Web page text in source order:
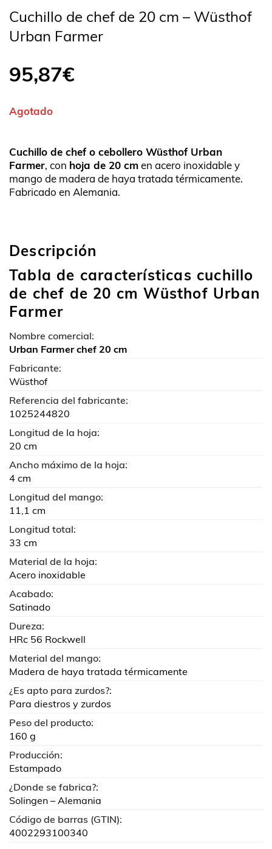
Cuchillo de chef de 20 cm – Wüsthof
Urban Farmer
95,87€
Agotado
Cuchillo de chef o cebollero Wüsthof Urban
Farmer, con hoja de 20 cmen acero inoxidable y
mango de madera de haya tratada térmicamente.
Fabricado en Alemania.
Descripción
Tabla de características cuchillo
de chef de 20 cm Wüsthof Urban
Farmer
Nombre comercial:
Urban Farmer chef 20 cm
Fabricante:
Wüsthof
Referencia del fabricante:
1025244820
Longitud de la hoja:
20 cm
Ancho máximo de la hoja:
4 cm
Longitud del mango:
11,1 cm
Longitud total:
33 cm
Material de la hoja:
Acero inoxidable
Acabado:
Satinado
Dureza:
HRc 56 Rockwell
Material del mango:
Madera de haya tratada térmicamente
¿Es apto para zurdos?:
Para diestros y zurdos
Peso del producto:
160 g
Producción:
Estampado
¿Donde se fabrica?:
Solingen – Alemania
Código de barras (GTIN):
4002293100340